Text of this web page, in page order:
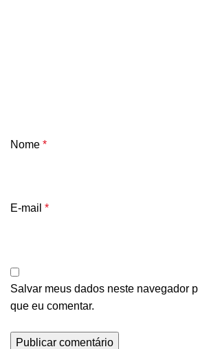
Nome *
E-mail *
Salvar meus dados neste navegador
que eu comentar.